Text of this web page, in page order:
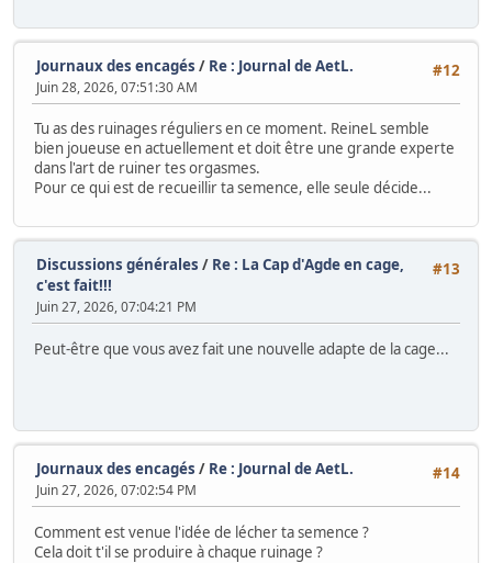
#12
Journaux des encagés / Re : Journal de AetL.
Juin 28, 2026, 07:51:30 AM
Tu as des ruinages réguliers en ce moment. ReineL semble
bien joueuse en actuellement et doit être une grande experte
dans l'art de ruiner tes orgasmes.
Pour ce qui est de recueillir ta semence, elle seule décide...
#13
Discussions générales / Re : La Cap d'Agde en cage,
c'est fait!!!
Juin 27, 2026, 07:04:21 PM
Peut-être que vous avez fait une nouvelle adapte de la cage...
#14
Journaux des encagés / Re : Journal de AetL.
Juin 27, 2026, 07:02:54 PM
Comment est venue l'idée de lécher ta semence ?
Cela doit t'il se produire à chaque ruinage ?